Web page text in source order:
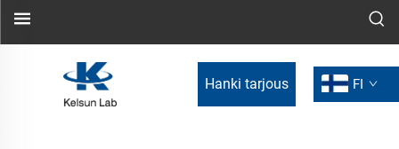
Hanki tarjous FI